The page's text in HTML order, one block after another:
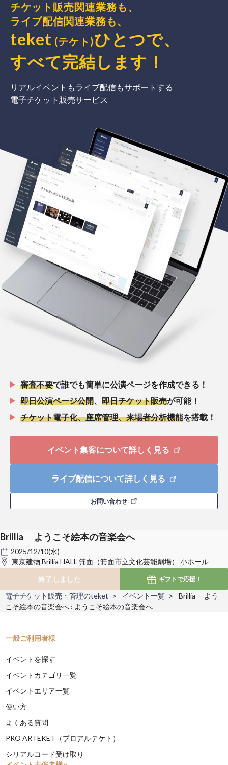
チケット販売関連業務も、
ライブ配信関連業務も、
teket (テケト)ひとつで、
すべて完結 します ！
リアルイベントもライブ配信もサポートする
電子チケット販売サービス
審査不要で誰でも簡単に公演ページを作成できる！
即日公演ページ公開
即日チケット販売が可能！
チケット電子化、座席管理、来場者分析機能を搭載！
イベント集客について詳しく見る
ライブ配信について詳しく見る
お問い合わせ
Brillia ようこそ絵本の音楽会へ
2025/12/10(水)
東京建物 Brillia HALL 箕面（箕面市立文化芸能劇場） 小ホール
終了しました
ギフトで応援！
電子チケット販売・管理のteket イベント一覧
Brillia よう
こそ絵本の音楽会へ : ようこそ絵本の音楽会へ
一般ご利用者様
イベントを探す
イベントカテゴリ一覧
イベントエリア一覧
使い方
よくある質問
PRO ARTEKET（プロアルテケト）
シリアルコード受け取り